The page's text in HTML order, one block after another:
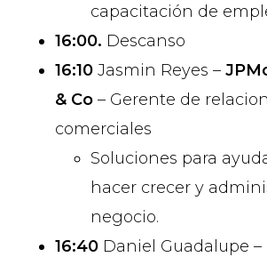
capacitación de
16:00. Descanso
16:10 Jasmin Reyes –
& Co – Gerente de
comerciales
Soluciones para
hacer crecer y
negocio.
16:40 Daniel Guadalupe –